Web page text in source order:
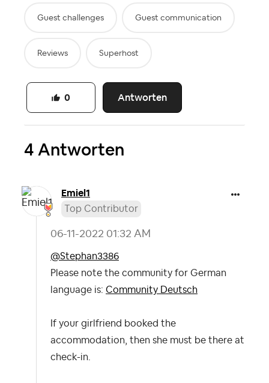
Guest challenges Guest communication
Reviews Superhost
Antworten
0
4 Antworten
Emiel1
Top Contributor
‎06-11-2022 01:32 AM
@Stephan3386
Please note the community for German
language is: Community Deutsch
If your girlfriend booked the
accommodation, then she must be there at
check-in.